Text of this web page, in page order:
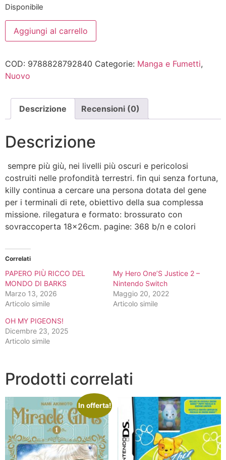
originale
era:
18.00€.
è:
17.10€.
Disponibile
BLAME!
MASTER
EDITION
quantità
Aggiungi al carrello
COD: 9788828792840 Categorie: Manga e Fumetti,
Nuovo
Descrizione Recensioni (0)
Descrizione
sempre più giù, nei livelli più oscuri e pericolosi
costruiti nelle profondità terrestri. fin qui senza fortuna,
killy continua a cercare una persona dotata del gene
per i terminali di rete, obiettivo della sua complessa
missione. rilegatura e formato: brossurato con
sovraccoperta 18x26cm. pagine: 368 b/n e colori
Correlati
PAPERO PIÙ RICCO DEL
MONDO DI BARKS
Marzo 13, 2026
Articolo simile
My Hero One’S Justice 2 –
Nintendo Switch
Maggio 20, 2022
Articolo simile
OH MY PIGEONS!
Dicembre 23, 2025
Articolo simile
Prodotti correlati
In offerta!